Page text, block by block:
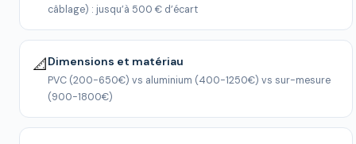
câblage) : jusqu’à 500 € d’écart
📐Dimensions et matériau
PVC (200-650€) vs aluminium (400-1250€) vs sur-mesure
(900-1800€)